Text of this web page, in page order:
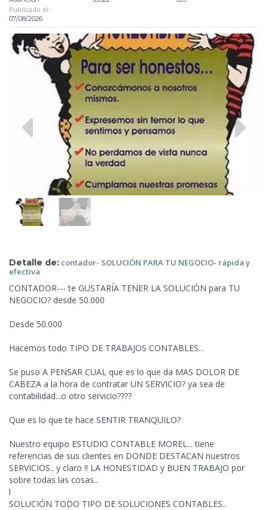
Publicado el:
07/08/2026
Detalle de: contador- SOLUCIÓN PARA TU NEGOCIO- rápida y
efectiva
CONTADOR--- te GUSTARÍA TENER LA SOLUCIÓN para TU
NEGOCIO? desde 50.000
Desde 50.000
Hacemos todo TIPO DE TRABAJOS CONTABLES...
Se puso A PENSAR CUAL que es lo que da MAS DOLOR DE
CABEZA a la hora de contratar UN SERVICIO? ya sea de
contabilidad...o otro servicio????
Que es lo que te hace SENTIR TRANQUILO?
Nuestro equipo ESTUDIO CONTABLE MOREL... tiene
referencias de sus clientes en DONDE DESTACAN nuestros
SERVICIOS.. y claro !! LA HONESTIDAD y BUEN TRABAJO por
sobre todas las cosas..
l
SOLUCIÓN TODO TIPO DE SOLUCIONES CONTABLES..